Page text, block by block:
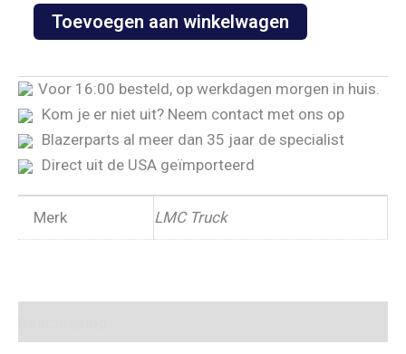
Bed
8pc
longbed
'57-
'59
aantal
Toevoegen aan winkelwagen
Voor 16:00 besteld, op werkdagen morgen in huis.
Kom je er niet uit? Neem contact met ons op
Blazerparts al meer dan 35 jaar de specialist
Direct uit de USA geïmporteerd
Merk LMC Truck